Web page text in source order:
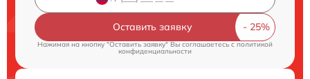
Оставить заявку
Нажимая на кнопку "Оставить заявку" Вы соглашаетесь cполитикой
конфиденциальности